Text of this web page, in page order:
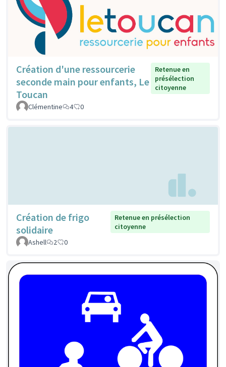
Création d'une ressourcerie
seconde main pour enfants, Le
Toucan
Retenue en
présélection
citoyenne
Clémentine 4 0
Création de frigo
solidaire
Retenue en présélection
citoyenne
Ashell
2 0